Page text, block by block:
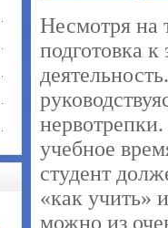
Несмотря на
подготовка
учебное
студент
«как учить»
можно из